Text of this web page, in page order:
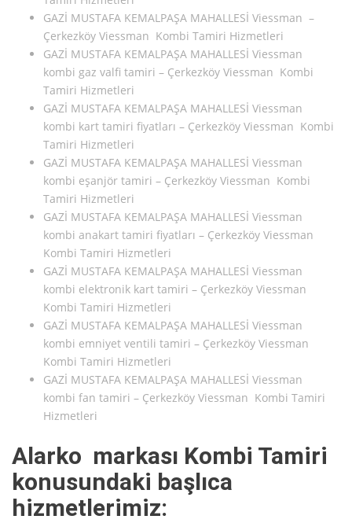
GAZİ MUSTAFA KEMALPAŞA MAHALLESİ Viessman –
Çerkezköy Viessman Kombi Tamiri Hizmetleri
GAZİ MUSTAFA KEMALPAŞA MAHALLESİ Viessman
kombi gaz valfi tamiri – Çerkezköy Viessman Kombi
Tamiri Hizmetleri
GAZİ MUSTAFA KEMALPAŞA MAHALLESİ Viessman
kombi kart tamiri fiyatları – Çerkezköy Viessman Kombi
Tamiri Hizmetleri
GAZİ MUSTAFA KEMALPAŞA MAHALLESİ Viessman
kombi eşanjör tamiri – Çerkezköy Viessman Kombi
Tamiri Hizmetleri
GAZİ MUSTAFA KEMALPAŞA MAHALLESİ Viessman
kombi anakart tamiri fiyatları – Çerkezköy Viessman
Kombi Tamiri Hizmetleri
GAZİ MUSTAFA KEMALPAŞA MAHALLESİ Viessman
kombi elektronik kart tamiri – Çerkezköy Viessman
Kombi Tamiri Hizmetleri
GAZİ MUSTAFA KEMALPAŞA MAHALLESİ Viessman
kombi emniyet ventili tamiri – Çerkezköy Viessman
Kombi Tamiri Hizmetleri
GAZİ MUSTAFA KEMALPAŞA MAHALLESİ Viessman
kombi fan tamiri – Çerkezköy Viessman Kombi Tamiri
Hizmetleri
Alarko markası Kombi Tamiri
konusundaki başlıca
hizmetlerimiz: